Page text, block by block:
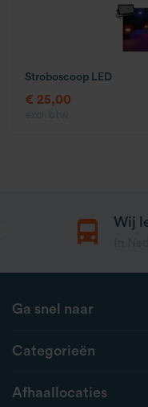
Stroboscoop LED
€ 25,00
Wij
Ga snel naar
Categorieën
Afhaallocaties